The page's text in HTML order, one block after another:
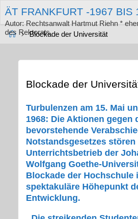
Inhalt
springen
ÄT FRANKFURT -1967 BIS
Autor: Rechtsanwalt Hartmut Riehn *
des Rektorats
StartBlockade der Universität
Blockade der
Turbulenzen am 15. Mai
1968: Die Aktionen gegen
bevorstehende
Notstandsgesetzes stören
Unterrichtsbetrieb der
Wolfgang Goethe-
Blockade der Hochschule
spektakuläre Höhepunkt
Entwicklung.